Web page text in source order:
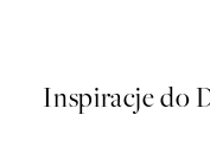
Inspiracje do